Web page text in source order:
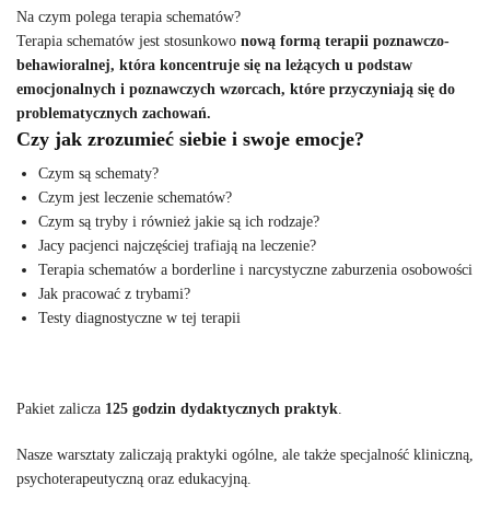
Na czym polega terapia schematów?
Terapia schematów jest stosunkowo nową formą terapii poznawczo-
behawioralnej, która koncentruje się na leżących u podstaw
emocjonalnych i poznawczych wzorcach, które przyczyniają się do
problematycznych zachowań.
Czy jak zrozumieć siebie i swoje emocje?
Czym są schematy?
Czym jest leczenie schematów?
Czym są tryby i również jakie są ich rodzaje?
Jacy pacjenci najczęściej trafiają na leczenie?
Terapia schematów a borderline i narcystyczne zaburzenia osobowości
Jak pracować z trybami?
Testy diagnostyczne w tej terapii
Pakiet zalicza 125 godzin dydaktycznych praktyk.
Nasze warsztaty zaliczają praktyki ogólne, ale także specjalność kliniczną,
psychoterapeutyczną oraz edukacyjną.